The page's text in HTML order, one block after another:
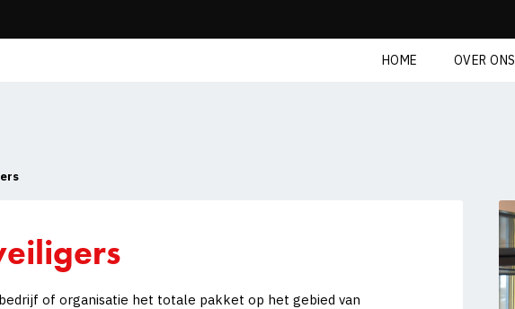
HOME OVER ONS
of organisatie het totale pakket op het gebied van